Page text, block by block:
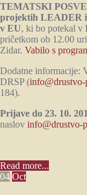
TEMATSKI
projektih LEADER
v EU, ki bo potekal v
pričetkom ob 12.00
Zidar. Vabilo s
Dodatne informacije:
DRSP (info@drustvo-
184).
Prijave do 23. 10.
naslov info@drustvo-
Read more...
04 Oct